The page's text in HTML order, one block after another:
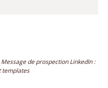
Message de prospection LinkedIn :
templates